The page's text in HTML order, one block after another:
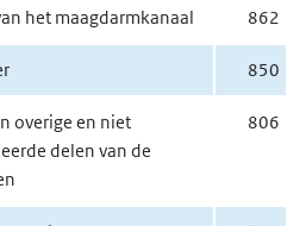
het maagdarmkanaal 862
850
overige en niet
delen van de
806